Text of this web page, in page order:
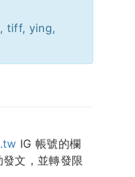
tiff, ying,
IG 帳號的欄
文，並轉發限